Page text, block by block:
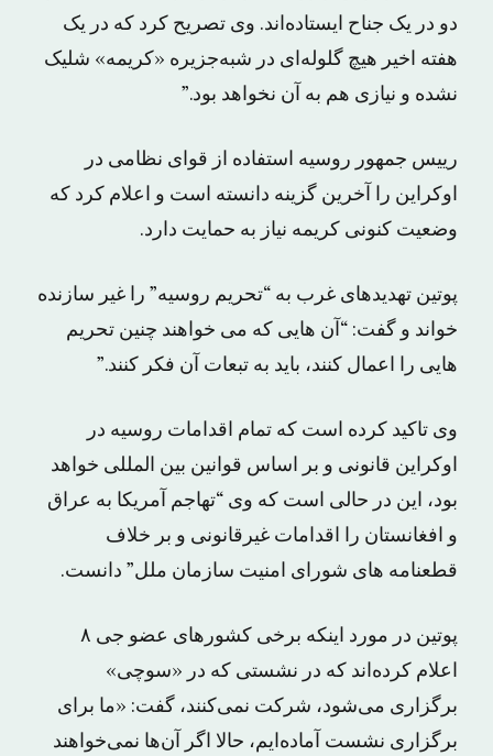
دو در یک جناح ایستاده‌اند. وی تصریح کرد که در یک
هفته اخیر هیچ گلوله‌ای در شبه‌جزیره «کریمه» شلیک
نشده و نیازی هم به آن نخواهد بود.”
رییس جمهور روسیه استفاده از قوای نظامی در
اوکراین را آخرین گزینه دانسته است و اعلام کرد که
وضعیت کنونی کریمه نیاز به حمایت دارد.
پوتین تهدیدهای غرب به “تحریم روسیه” را غیر سازنده
خواند و گفت: “آن هایی که می خواهند چنین تحریم
هایی را اعمال کنند، باید به تبعات آن فکر کنند.”
وی تاکید کرده است که تمام اقدامات روسیه در
اوکراین قانونی و بر اساس قوانین بین المللی خواهد
بود، این در حالی است که وی “تهاجم آمریکا به عراق
و افغانستان را اقدامات غیرقانونی و بر خلاف
قطعنامه های شورای امنیت سازمان ملل” دانست.
پوتین در مورد اینکه برخی کشورهای عضو جی ۸
اعلام کرده‌اند که در نشستی که در «سوچی»
برگزاری می‌شود، شرکت نمی‌کنند، گفت: «ما برای
برگزاری نشست آماده‌ایم، حالا اگر آن‌ها نمی‌خواهند